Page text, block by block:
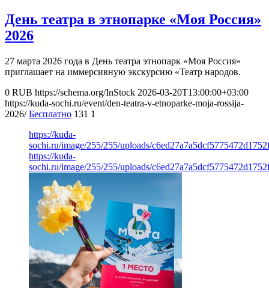
День театра в этнопарке «Моя Россия»
2026
27 марта 2026 года в День театра этнопарк «Моя Россия»
приглашает на иммерсивную экскурсию «Театр народов.
0 RUB https://schema.org/InStock 2026-03-20T13:00:00+03:00
https://kuda-sochi.ru/event/den-teatra-v-etnoparke-moja-rossija-
2026/ Бесплатно 131 1
https://kuda-
sochi.ru/image/255/255/uploads/
https://kuda-
sochi.ru/image/255/255/uploads/